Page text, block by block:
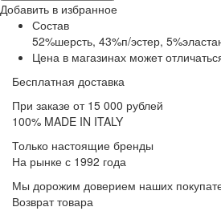
Добавить в избранное
Состав
52%шерсть, 43%п/эстер,
Цена в магазинах может
Бесплатная доставка
При заказе от 15 000 рублей
100% MADE IN ITALY
Только настоящие бренды
На рынке с 1992 года
Мы дорожим доверием наших
Возврат товара